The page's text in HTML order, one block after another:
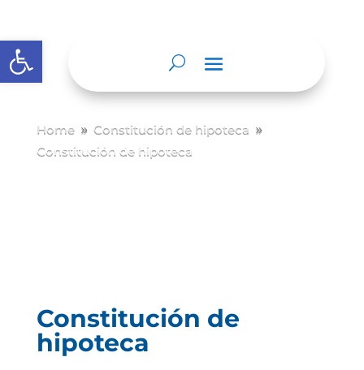
Abrir barra de herramientas
Home 9 Constitución de hipoteca 9
Constitución de hipoteca
Constitución de
hipoteca